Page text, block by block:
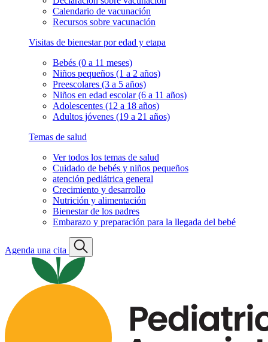
Calendario de vacunación
Recursos sobre vacunación
Visitas de bienestar por edad y etapa
Bebés (0 a 11 meses)
Niños pequeños (1 a 2 años)
Preescolares (3 a 5 años)
Niños en edad escolar (6 a 11 años)
Adolescentes (12 a 18 años)
Adultos jóvenes (19 a 21 años)
Temas de salud
Ver todos los temas de salud
Cuidado de bebés y niños pequeños
atención pediátrica general
Crecimiento y desarrollo
Nutrición y alimentación
Bienestar de los padres
Embarazo y preparación para la llegada del bebé
Agenda una cita